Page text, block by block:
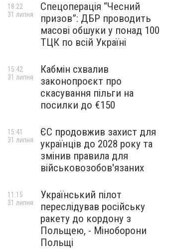
Спецоперація “Чесний
призов”: ДБР проводить
масові обшуки у понад 100
ТЦК по всій Україні
18:22
31 липня
Кабмін схвалив
законопроєкт про
скасування пільги на
посилки до €150
15:42
31 липня
ЄС продовжив захист для
українців до 2028 року та
змінив правила для
військовозобов'язаних
15:41
31 липня
Український пілот
переслідував російську
ракету до кордону з
Польщею, - Міноборони
Польщі
11:15
31 липня